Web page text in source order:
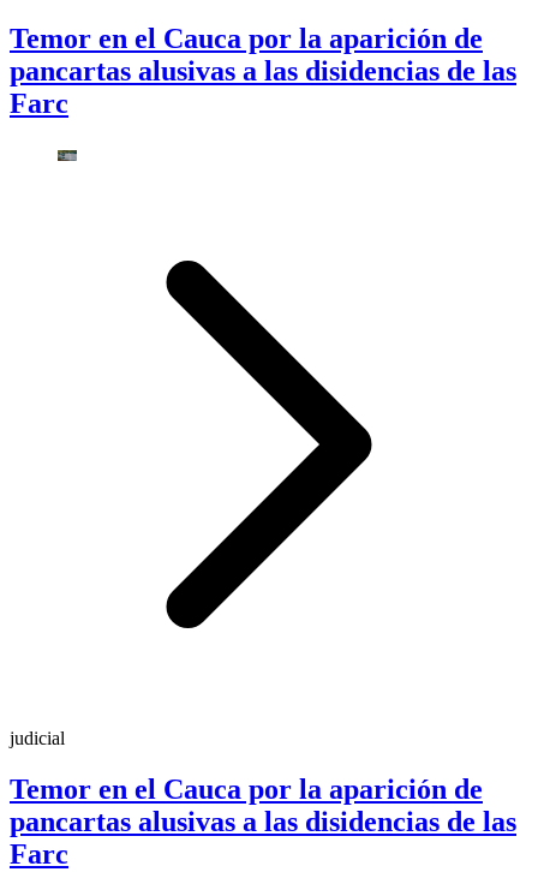
Temor en el Cauca por la aparición de
pancartas alusivas a las disidencias de las
Farc
judicial
Temor en el Cauca por la aparición de
pancartas alusivas a las disidencias de las
Farc